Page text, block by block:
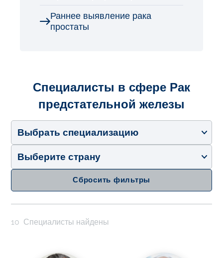
Раннее выявление рака
простаты
Специалисты в сфере Рак
предстательной железы
Выбрать специализацию
Выберите страну
Сбросить фильтры
10 Специалисты найдены